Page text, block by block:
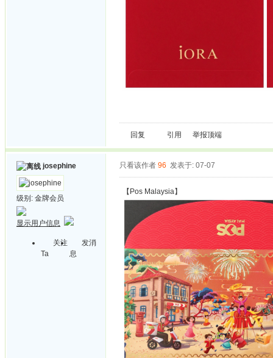
回复 引用 举报顶端
josephine
级别: 金牌会员
显示用户信息
关注
Ta
发消
息
只看该作者 96 发表于: 07-07
【Pos Malaysia】